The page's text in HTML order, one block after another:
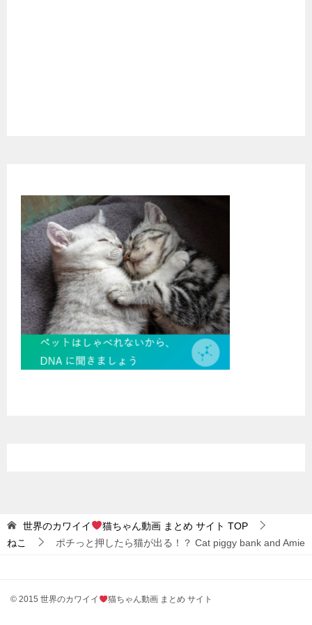
世界のカワイイ 猫ちゃん動画 まとめ サイト TOP
ねこ
ポチっと押したら猫が出る！？ Cat piggy bank and Amie
© 2015 世界のカワイイ 猫ちゃん動画 まとめ サイト